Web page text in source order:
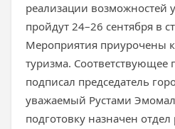
реализации возможностей
пройдут 24–26 сентября в
Мероприятия приурочены
туризма. Соответствующее
подписал председатель
уважаемый Рустами
подготовку назначен